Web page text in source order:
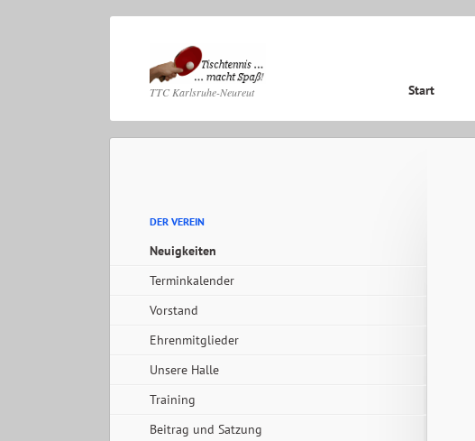
TTC Karlsruhe-Neureut
NavigationStart
Navigation
überspringen
Navigation
DER VEREIN
Neuigkeiten
Terminkalender
Vorstand
Ehrenmitglieder
Unsere Halle
Training
Beitrag und Satzung